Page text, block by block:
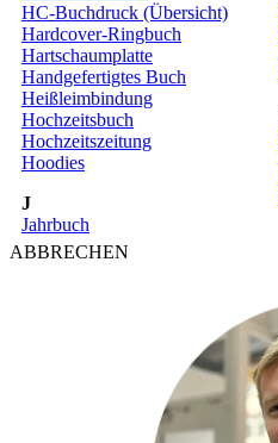
HC-Buchdruck (Übersicht)
Hardcover-Ringbuch
Hartschaumplatte
Handgefertigtes Buch
Heißleimbindung
Hochzeitsbuch
Hochzeitszeitung
Hoodies
J
Jahrbuch
ABBRECHEN